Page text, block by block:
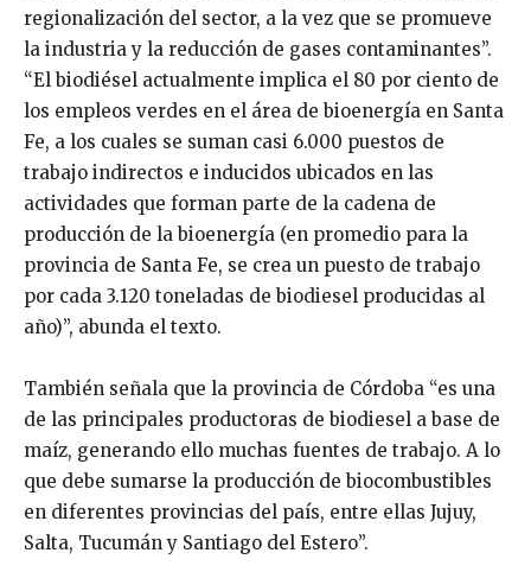
regionalización del sector, a la vez que se promueve
la industria y la reducción de gases contaminantes”.
“El biodiésel actualmente implica el 80 por ciento de
los empleos verdes en el área de bioenergía en Santa
Fe, a los cuales se suman casi 6.000 puestos de
trabajo indirectos e inducidos ubicados en las
actividades que forman parte de la cadena de
producción de la bioenergía (en promedio para la
provincia de Santa Fe, se crea un puesto de trabajo
por cada 3.120 toneladas de biodiesel producidas al
año)”, abunda el texto.
También señala que la provincia de Córdoba “es una
de las principales productoras de biodiesel a base de
maíz, generando ello muchas fuentes de trabajo. A lo
que debe sumarse la producción de biocombustibles
en diferentes provincias del país, entre ellas Jujuy,
Salta, Tucumán y Santiago del Estero”.